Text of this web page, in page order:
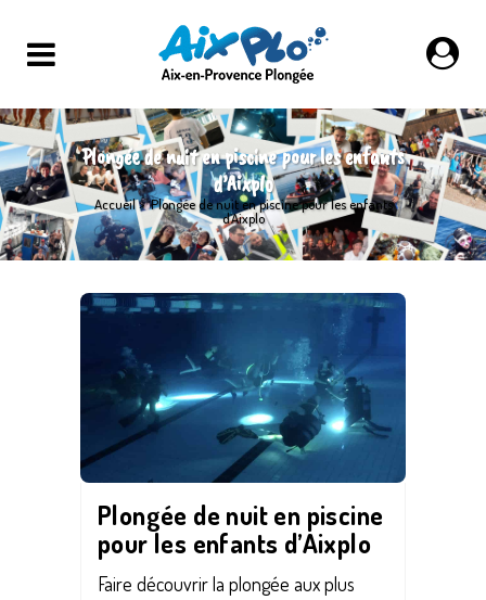
Plongée de nuit en piscine pour les enfants
d’Aixplo
Accueil>Plongée de nuit en piscine pour les enfants
d’Aixplo
Plongée de nuit en piscine
pour les enfants d’Aixplo
Faire découvrir la plongée aux plus